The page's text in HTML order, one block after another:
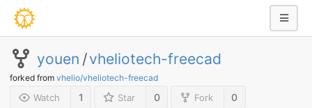
youen /vheliotech-freecad
forked from vhelio/vheliotech-freecad
Watch 1 Star 0 Fork 0